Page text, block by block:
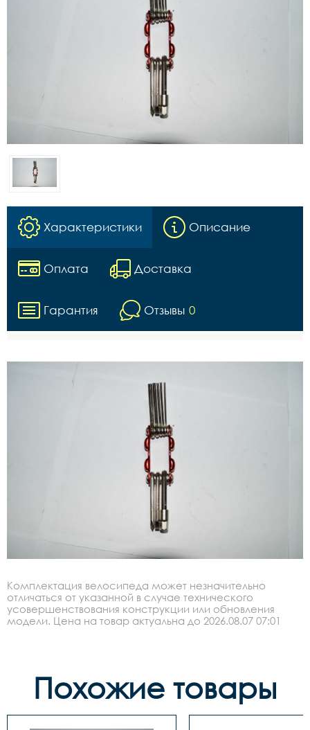
Характеристики Описание
Оплата Доставка
Гарантия Отзывы 0
Комплектация велосипеда может незначительно
отличаться от указанной в случае технического
усовершенствования конструкции или обновления
модели. Цена на товар актуальна до 2026.08.07 07:01
Похожие товары